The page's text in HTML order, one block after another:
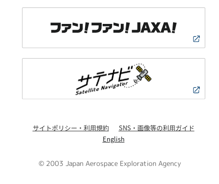
サイトポリシー・利用規約
SNS・画像等の利用ガイド
English
© 2003 Japan Aerospace Exploration Agency